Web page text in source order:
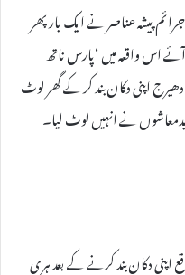
پیشہ عناصر نے ایک بار پھر
اس واقعہ میں ‘پارس ناتھ
دھیرج اپنی دکان بند کر کے گھر لوٹ
نے انہیں لوٹ لیا۔
اپنی دکان بند کرنے کے بعد ہری